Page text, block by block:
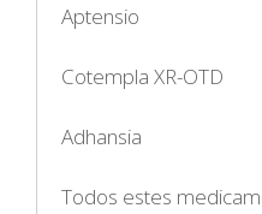
Aptensio
Cotempla XR-OTD
Adhansia
Todos estes